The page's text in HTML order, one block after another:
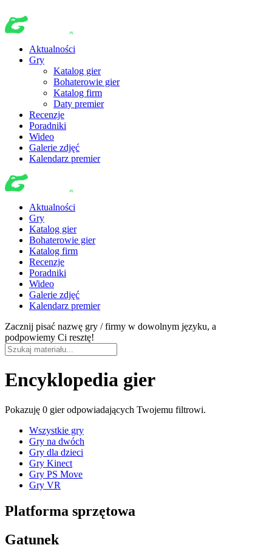
Aktualności
Gry
Katalog gier
Bohaterowie gier
Katalog firm
Daty premier
Recenzje
Poradniki
Wideo
Galerie zdjęć
Kalendarz premier
Aktualności
Gry
Katalog gier
Bohaterowie gier
Katalog firm
Recenzje
Poradniki
Wideo
Galerie zdjęć
Kalendarz premier
Zacznij pisać nazwę gry / firmy w dowolnym języku, a
podpowiemy Ci resztę!
Encyklopedia gier
Pokazuję 0 gierodpowiadających Twojemu filtrowi.
Wszystkie gry
Gry na dwóch
Gry dla dzieci
Gry Kinect
Gry PS Move
Gry VR
Platforma sprzętowa
Gatunek